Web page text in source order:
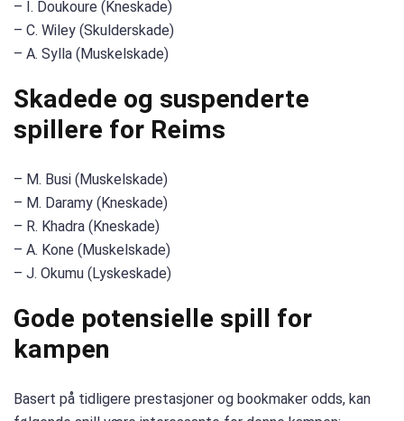
– I. Doukoure (Kneskade)
– C. Wiley (Skulderskade)
– A. Sylla (Muskelskade)
Skadede og suspenderte
spillere for Reims
– M. Busi (Muskelskade)
– M. Daramy (Kneskade)
– R. Khadra (Kneskade)
– A. Kone (Muskelskade)
– J. Okumu (Lyskeskade)
Gode ​​potensielle spill for
kampen
Basert på tidligere prestasjoner og bookmaker odds, kan